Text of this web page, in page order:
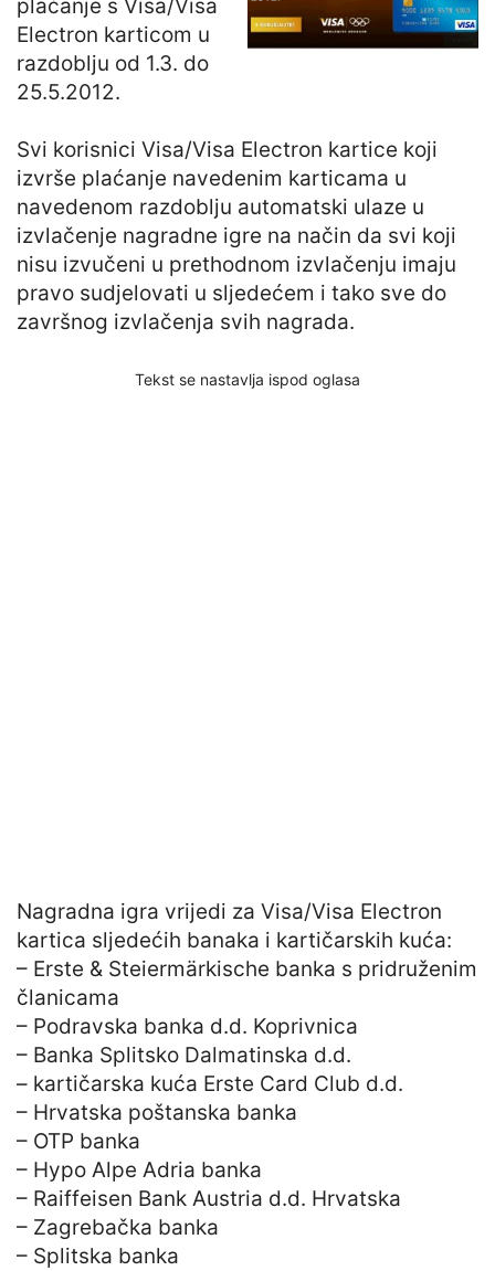
plaćanje s Visa/Visa
Electron karticom u
razdoblju od 1.3. do
25.5.2012.
Svi korisnici Visa/Visa Electron kartice koji
izvrše plaćanje navedenim karticama u
navedenom razdoblju automatski ulaze u
izvlačenje nagradne igre na način da svi koji
nisu izvučeni u prethodnom izvlačenju imaju
pravo sudjelovati u sljedećem i tako sve do
završnog izvlačenja svih nagrada.
Tekst se nastavlja ispod oglasa
Nagradna igra vrijedi za Visa/Visa Electron
kartica sljedećih banaka i kartičarskih kuća:
– Erste & Steiermärkische banka s pridruženim
članicama
– Podravska banka d.d. Koprivnica
– Banka Splitsko Dalmatinska d.d.
– kartičarska kuća Erste Card Club d.d.
– Hrvatska poštanska banka
– OTP banka
– Hypo Alpe Adria banka
– Raiffeisen Bank Austria d.d. Hrvatska
– Zagrebačka banka
– Splitska banka